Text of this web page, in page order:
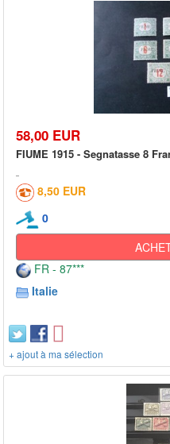
58,00 EUR
FIUME 1915 - Segnatasse 8
8,50 EUR
0
FR - 87***
Italie
+ ajout à ma sélection